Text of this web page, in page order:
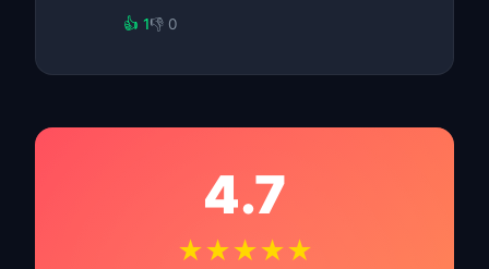
👍 1👎 0
4.7
★★★★★